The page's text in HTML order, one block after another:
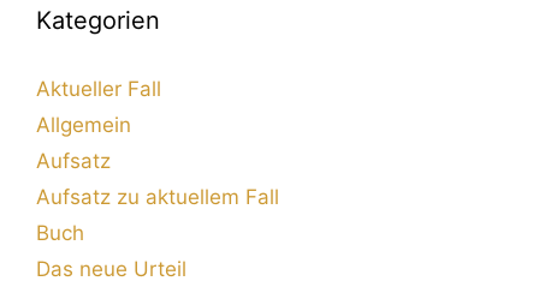
Kategorien
Aktueller Fall
Allgemein
Aufsatz
Aufsatz zu aktuellem Fall
Buch
Das neue Urteil